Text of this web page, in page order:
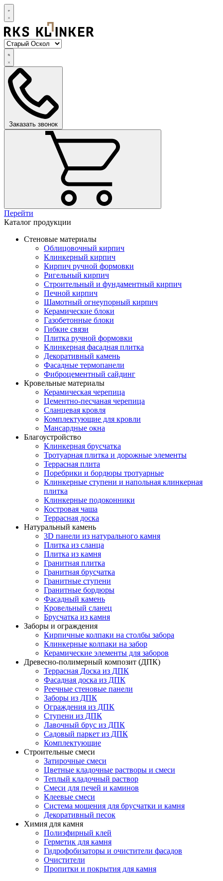
Заказать звонок
Перейти
Каталог продукции
Стеновые материалы
Облицовочный кирпич
Клинкерный кирпич
Кирпич ручной формовки
Ригельный кирпич
Строительный и фундаментный кирпич
Печной кирпич
Шамотный огнеупорный кирпич
Керамические блоки
Газобетонные блоки
Гибкие связи
Плитка ручной формовки
Клинкерная фасадная плитка
Декоративный камень
Фасадные термопанели
Фиброцементный сайдинг
Кровельные материалы
Керамическая черепица
Цементно-песчаная черепица
Сланцевая кровля
Комплектующие для кровли
Мансардные окна
Благоустройство
Клинкерная брусчатка
Тротуарная плитка и дорожные элементы
Террасная плита
Поребрики и бордюры тротуарные
Клинкерные ступени и напольная клинкерная
плитка
Клинкерные подоконники
Костровая чаша
Террасная доска
Натуральный камень
3D панели из натурального камня
Плитка из сланца
Плитка из камня
Гранитная плитка
Гранитная брусчатка
Гранитные ступени
Гранитные бордюры
Фасадный камень
Кровельный сланец
Брусчатка из камня
Заборы и ограждения
Кирпичные колпаки на столбы забора
Клинкерные колпаки на забор
Керамические элементы для заборов
Древесно-полимерный композит (ДПК)
Террасная Доска из ДПК
Фасадная доска из ДПК
Реечные стеновые панели
Заборы из ДПК
Ограждения из ДПК
Ступени из ДПК
Лавочный брус из ДПК
Садовый паркет из ДПК
Комплектующие
Строительные смеси
Затирочные смеси
Цветные кладочные растворы и смеси
Теплый кладочный раствор
Смеси для печей и каминов
Клеевые смеси
Система мощения для брусчатки и камня
Декоративный песок
Химия для камня
Полиэфирный клей
Герметик для камня
Гидрофобизаторы и очистители фасадов
Очистители
Пропитки и покрытия для камня